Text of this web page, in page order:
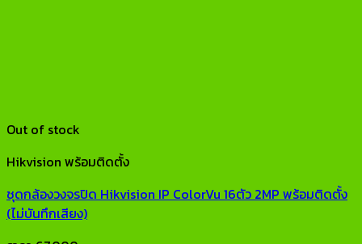
Out of stock
Hikvision พร้อมติดตั้ง
ชุดกล้องวงจรปิด Hikvision IP ColorVu 16ตัว 2MP พร้อมติดตั้ง
(ไม่บันทึกเสียง)